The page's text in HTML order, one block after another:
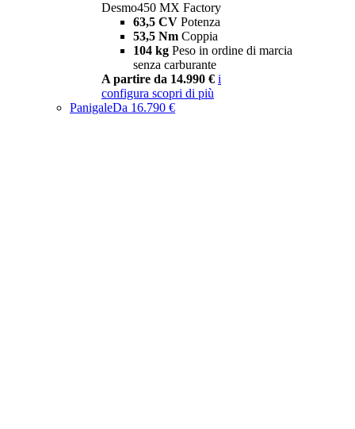
Desmo450 MX Factory
63,5 CV Potenza
53,5 Nm Coppia
104 kg Peso in ordine di marcia
senza carburante
A partire da 14.990 € i
configura scopri di più
PanigaleDa 16.790 €